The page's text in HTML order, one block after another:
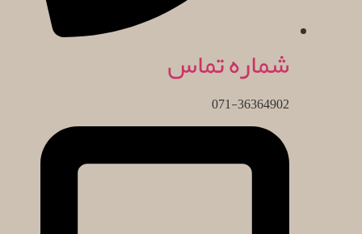
شماره تماس
071-36364902